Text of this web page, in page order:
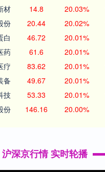
材 14.8 20.03%
份 20.44 20.02%
白 46.72 20.01%
药 61.6 20.01%
疗 83.62 20.01%
备 49.67 20.01%
技 53.33 20.01%
份 146.16 20.00%
沪深京行情 实时轮播